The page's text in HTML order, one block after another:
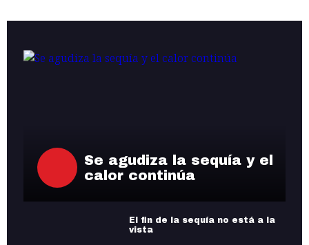
Se agudiza la sequía y el
calor continúa
El fin de la sequía no está a la
vista